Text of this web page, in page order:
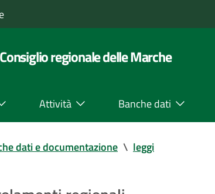
Consiglio regionale delle Marche
Attività Banche dati
dati e documentazione \ leggi